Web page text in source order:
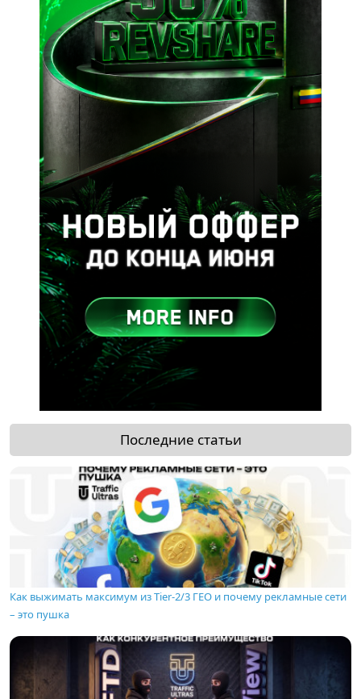
Последние статьи
Как выжимать максимум из Tier-2/3 ГЕО и почему рекламные сети
– это пушка